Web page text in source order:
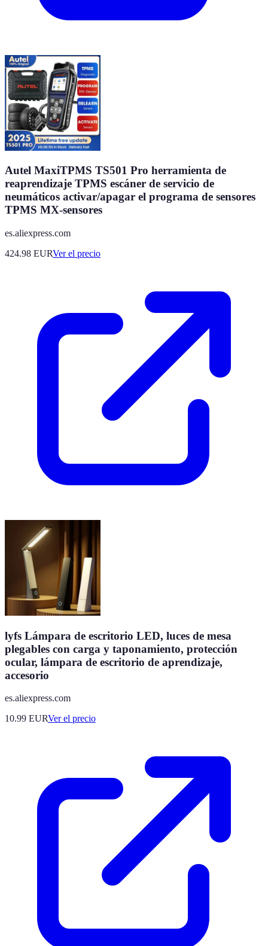
Autel MaxiTPMS TS501 Pro herramienta de
reaprendizaje TPMS escáner de servicio de
neumáticos activar/apagar el programa de sensores
TPMS MX-sensores
es.aliexpress.com
424.98 EURVer el precio
lyfs Lámpara de escritorio LED, luces de mesa
plegables con carga y taponamiento, protección
ocular, lámpara de escritorio de aprendizaje,
accesorio
es.aliexpress.com
10.99 EURVer el precio